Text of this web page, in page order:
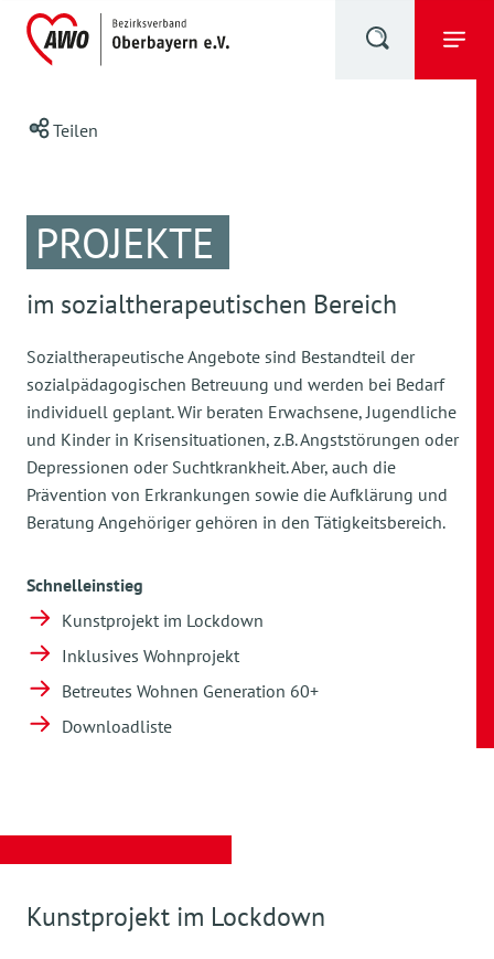
Teilen
PROJEKTE
im sozialtherapeutischen Bereich
Sozialtherapeutische Angebote sind Bestandteil der
sozialpädagogischen Betreuung und werden bei Bedarf
individuell geplant. Wir beraten Erwachsene, Jugendliche
und Kinder in Krisensituationen, z.B. Angststörungen oder
Depressionen oder Suchtkrankheit. Aber, auch die
Prävention von Erkrankungen sowie die Aufklärung und
Beratung Angehöriger gehören in den Tätigkeitsbereich.
Schnelleinstieg
Kunstprojekt im Lockdown
Inklusives Wohnprojekt
Betreutes Wohnen Generation 60+
Downloadliste
Kunstprojekt im Lockdown